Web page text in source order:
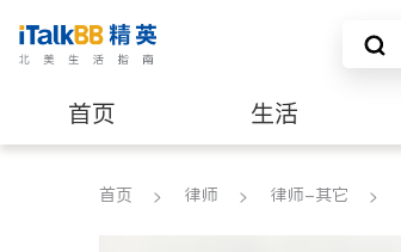
首页 生活
养老 非盈利组织
首页 律师 律师-其它